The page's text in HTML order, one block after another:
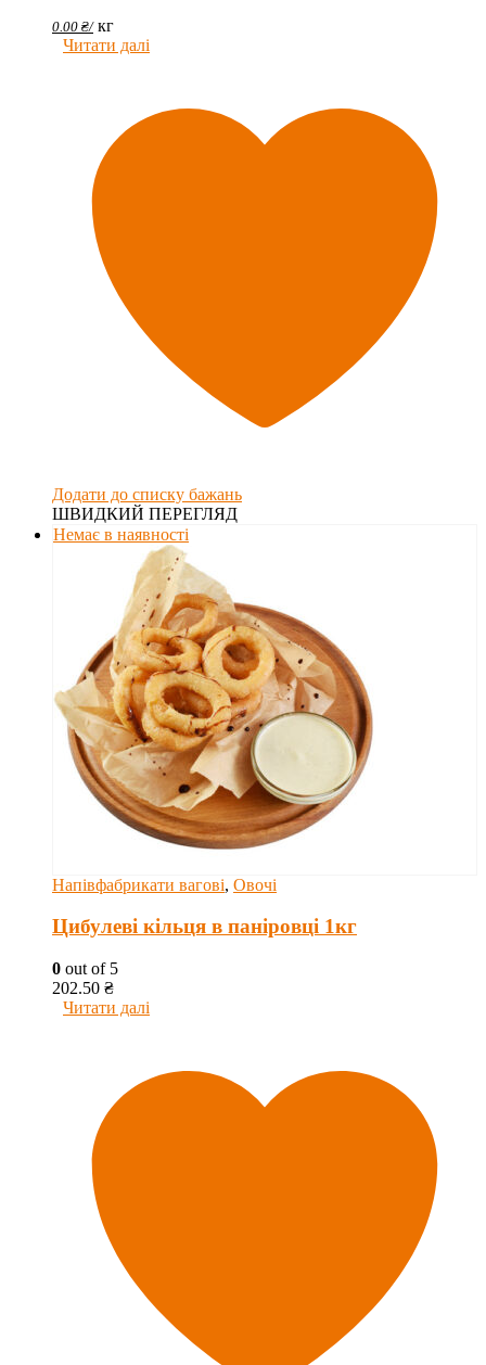
0.00 ₴/ кг
Читати далі
Додати до списку бажань
ШВИДКИЙ ПЕРЕГЛЯД
Немає в наявності
Напівфабрикати вагові, Овочі
Цибулеві кільця в паніровці 1кг
0 out of 5
202.50 ₴
Читати далі